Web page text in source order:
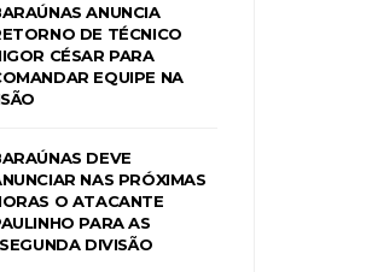
ANUNCIA
DE TÉCNICO
CÉSAR PARA
EQUIPE NA
DEVE
NAS PRÓXIMAS
O ATACANTE
PARA AS
DIVISÃO